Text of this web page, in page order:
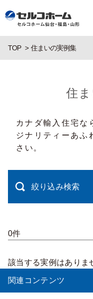
TOP 住まいの実例集
住
カナダ輸入住宅な
ジナリティーあふ
さい。
絞り込み検索
0件
該当する実例はありま
関連コンテンツ